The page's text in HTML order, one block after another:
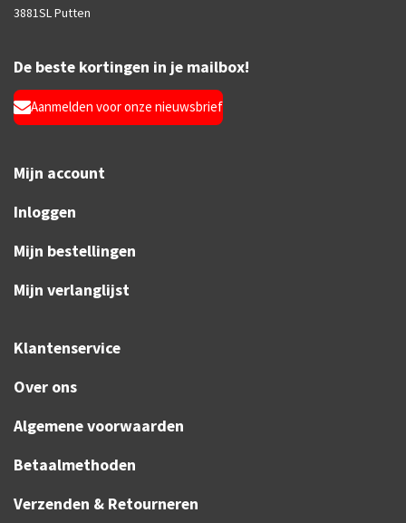
3881SL Putten
De beste kortingen in je mailbox!
Aanmelden voor onze nieuwsbrief
Mijn account
Inloggen
Mijn bestellingen
Mijn verlanglijst
Klantenservice
Over ons
Algemene voorwaarden
Betaalmethoden
Verzenden & Retourneren